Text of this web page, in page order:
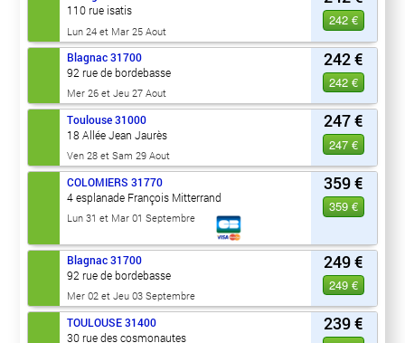
242 €
110 rue isatis
Lun 24 et Mar 25 Aout
242 €
242 €
Blagnac 31700
92 rue de bordebasse
Mer 26 et Jeu 27 Aout
247 €
247 €
Toulouse 31000
18 Allée Jean Jaurès
Ven 28 et Sam 29 Aout
359 €
359 €
COLOMIERS 31770
4 esplanade François Mitterrand
Lun 31 et Mar 01 Septembre
249 €
249 €
Blagnac 31700
92 rue de bordebasse
Mer 02 et Jeu 03 Septembre
239 €
TOULOUSE 31400
30 rue des cosmonautes